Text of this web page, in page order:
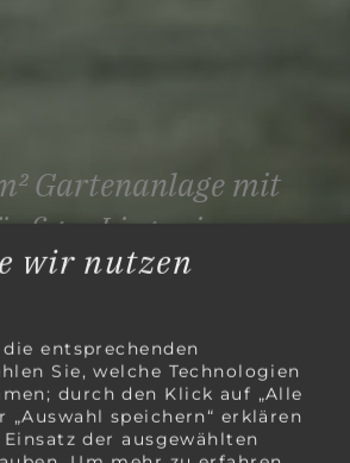
Gartenanlage mit
Liegewiese
wir nutzen
entsprechenden
Sie, welche Technologien
durch den Klick auf „Alle
„Auswahl speichern“ erklären
Einsatz der ausgewählten